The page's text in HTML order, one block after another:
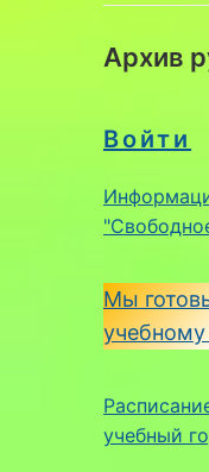
Архив
Войти
Мы
учебному
учебный